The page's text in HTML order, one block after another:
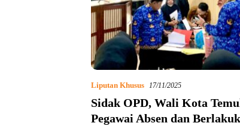
Liputan Khusus 17/11/2025
Sidak OPD, Wali Kota
Pegawai Absen dan